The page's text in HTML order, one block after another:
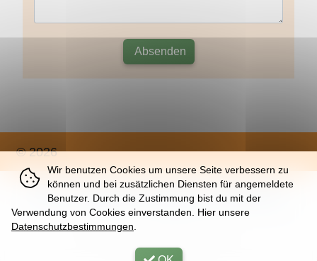
Absenden
© 2026
Über | Impressum | Nutzung | Datenschutz
Fri, 07. Aug 2026 |
Wir benutzen Cookies um unsere Seite verbessern zu
können und bei zusätzlichen Diensten für angemeldete
Benutzer. Durch die Zustimmung bist du mit der
Verwendung von Cookies einverstanden. Hier unsere
Datenschutzbestimmungen